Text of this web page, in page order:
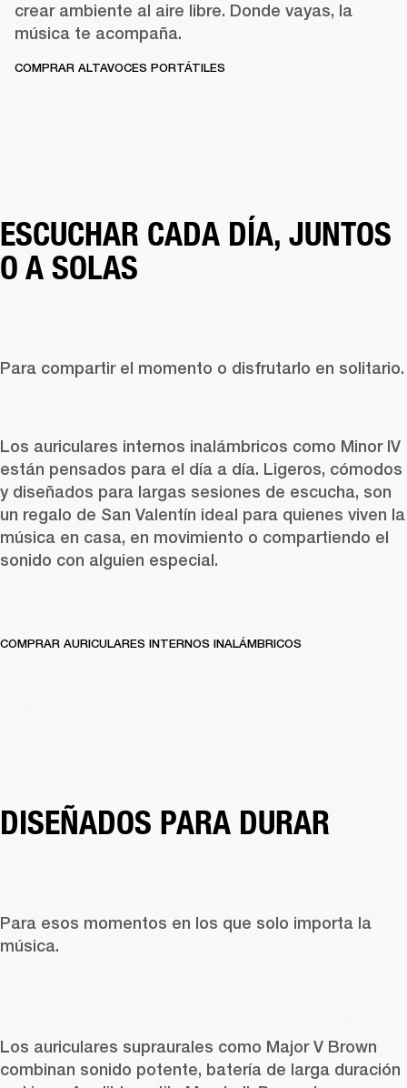
crear ambiente al aire libre. Donde vayas, la
música te acompaña.
COMPRAR ALTAVOCES PORTÁTILES
ESCUCHAR CADA DÍA, JUNTOS
O A SOLAS
Los auriculares internos inalámbricos como Minor IV
están pensados para el día a día. Ligeros, cómodos
y diseñados para largas sesiones de escucha, son
un regalo de San Valentín ideal para quienes viven la
música en casa, en movimiento o compartiendo el
sonido con alguien especial.
COMPRAR AURICULARES INTERNOS INALÁMBRICOS
DISEÑADOS PARA DURAR
Para esos momentos en los que solo importa la
música.
Los auriculares supraurales como Major V Brown
combinan sonido potente, batería de larga duración